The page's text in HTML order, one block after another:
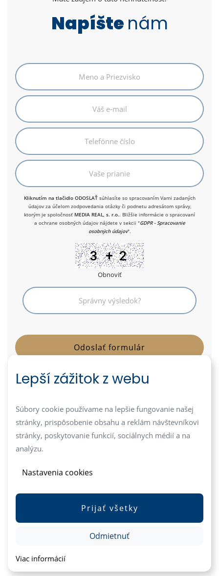
Napíšte nám
Kliknutím na tlačidlo ODOSLAŤsúhlasíte so spracovaním Vami zadaných
údajov za účelom zodpovedania otázky či podnetu adresátom správy,
ktorým je spoločnosť MEDIA REAL, s. r.o.. Bližšie informácie o spracovaní
a ochrane osobných údajov nájdete v sekcii "GDPR - Spracovanie
osobných údajov".
Obnoviť
info@mediareal.sk
+421 949 702 800
Lepší zážitok z webu
Súbory cookie používame na lepšie fungovanie našej
stránky, prispôsobenie obsahu a reklám návštevníkovi
stránky, poskytovanie funkcií, sociálnych médií a na
analýzu.
Nastavenia cookies
Prijať všetky
Odmietnuť
Viac informácií